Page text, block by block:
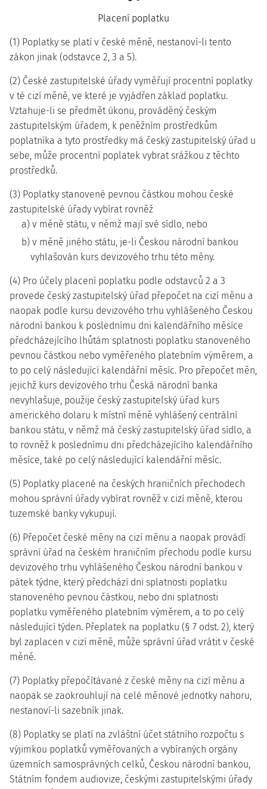
Placení poplatku
(1) Poplatky se platí v české měně, nestanoví-li tento
zákon jinak (odstavce 2, 3 a 5).
(2) České zastupitelské úřady vyměřují procentní poplatky
v té cizí měně, ve které je vyjádřen základ poplatku.
Vztahuje-li se předmět úkonu, prováděný českým
zastupitelským úřadem, k peněžním prostředkům
poplatníka a tyto prostředky má český zastupitelský úřad u
sebe, může procentní poplatek vybrat srážkou z těchto
prostředků.
(3) Poplatky stanovené pevnou částkou mohou české
zastupitelské úřady vybírat rovněž
a) v měně státu, v němž mají své sídlo, nebo
b) v měně jiného státu, je-li Českou národní bankou
vyhlašován kurs devizového trhu této měny.
(4) Pro účely placení poplatku podle odstavců 2 a 3
provede český zastupitelský úřad přepočet na cizí měnu a
naopak podle kursu devizového trhu vyhlášeného Českou
národní bankou k poslednímu dni kalendářního měsíce
předcházejícího lhůtám splatnosti poplatku stanoveného
pevnou částkou nebo vyměřeného platebním výměrem, a
to po celý následující kalendářní měsíc. Pro přepočet měn,
jejichž kurs devizového trhu Česká národní banka
nevyhlašuje, použije český zastupitelský úřad kurs
amerického dolaru k místní měně vyhlášený centrální
bankou státu, v němž má český zastupitelský úřad sídlo, a
to rovněž k poslednímu dni předcházejícího kalendářního
měsíce, také po celý následující kalendářní měsíc.
(5) Poplatky placené na českých hraničních přechodech
mohou správní úřady vybírat rovněž v cizí měně, kterou
tuzemské banky vykupují.
(6) Přepočet české měny na cizí měnu a naopak provádí
správní úřad na českém hraničním přechodu podle kursu
devizového trhu vyhlášeného Českou národní bankou v
pátek týdne, který předchází dni splatnosti poplatku
stanoveného pevnou částkou, nebo dni splatnosti
poplatku vyměřeného platebním výměrem, a to po celý
následující týden. Přeplatek na poplatku (§ 7 odst. 2), který
byl zaplacen v cizí měně, může správní úřad vrátit v české
měně.
(7) Poplatky přepočítávané z české měny na cizí měnu a
naopak se zaokrouhlují na celé měnové jednotky nahoru,
nestanoví-li sazebník jinak.
(8) Poplatky se platí na zvláštní účet státního rozpočtu s
výjimkou poplatků vyměřovaných a vybíraných orgány
územních samosprávných celků, Českou národní bankou,
Státním fondem audiovize, českými zastupitelskými úřady